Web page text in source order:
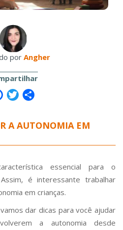
por Angher
Facebook
Twitter
A AUTONOMIA EM
essencial para o
é interessante trabalhar
em crianças.
dar dicas para você ajudar
a autonomia desde